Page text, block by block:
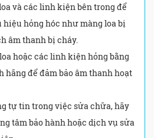
và các linh kiện bên trong để
hiệu hỏng hóc như màng loa bị
âm thanh bị cháy.
hoặc các linh kiện hỏng bằng
hãng để đảm bảo âm thanh hoạt
tự tin trong việc sửa chữa, hãy
tâm bảo hành hoặc dịch vụ sửa